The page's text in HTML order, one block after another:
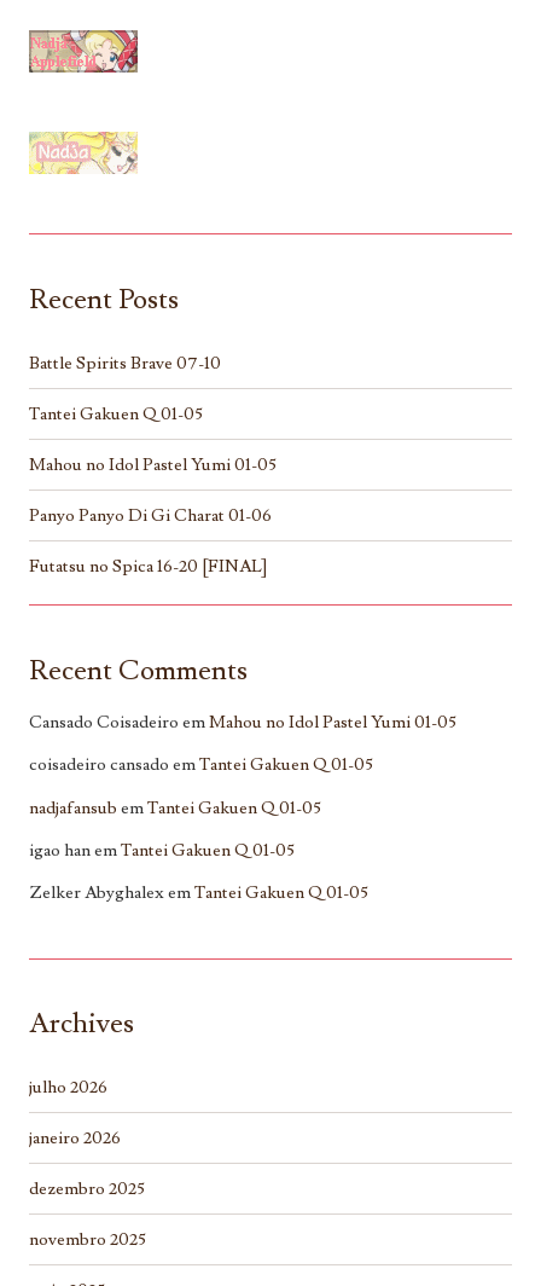
Recent Posts
Battle Spirits Brave 07-10
Tantei Gakuen Q 01-05
Mahou no Idol Pastel Yumi 01-05
Panyo Panyo Di Gi Charat 01-06
Futatsu no Spica 16-20 [FINAL]
Recent Comments
Cansado Coisadeiro emMahou no Idol Pastel Yumi 01-05
coisadeiro cansado emTantei Gakuen Q 01-05
nadjafansub emTantei Gakuen Q 01-05
igao hanemTantei Gakuen Q 01-05
Zelker AbyghalexemTantei Gakuen Q 01-05
Archives
julho 2026
janeiro 2026
dezembro 2025
novembro 2025